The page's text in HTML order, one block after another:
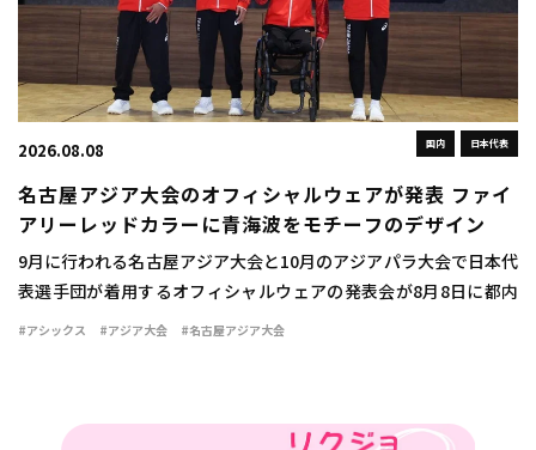
国内 日本代表
2026.08.08
名古屋アジア大会のオフィシャルウェアが発表 ファイ
アリーレッドカラーに青海波をモチーフのデザイン
9月に行われる名古屋アジア大会と10月のアジアパラ大会で日本代
表選手団が着用するオフィシャルウェアの発表会が8月8日に都内
で行われた。 ウェアは情熱を燃え立つような赤い炎を示す「ファ
#アシックス #アジア大会 #名古屋アジア大会